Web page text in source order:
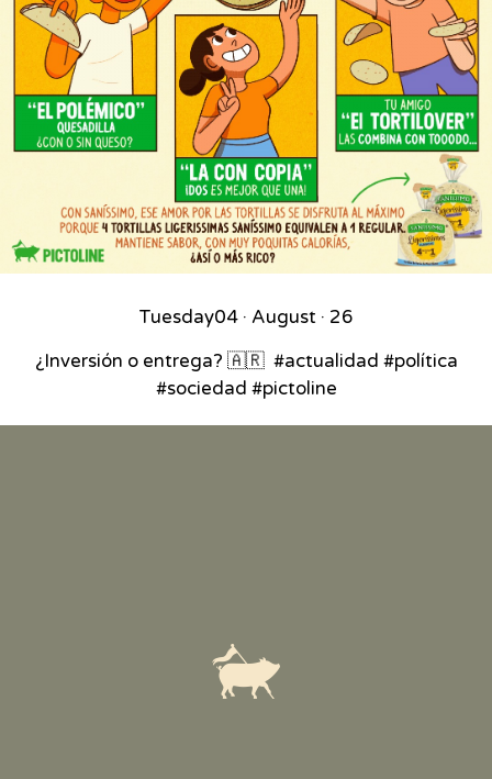
Tuesday04 · August · 26
¿Inversión o entrega? 🇦🇷⁣ ⁣ #actualidad #política
#sociedad #pictoline